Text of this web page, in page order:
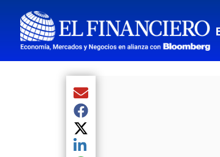
Compartir el artículo actual
Compartir el artículo actual
Compartir el artículo actual
Compartir el artículo actual